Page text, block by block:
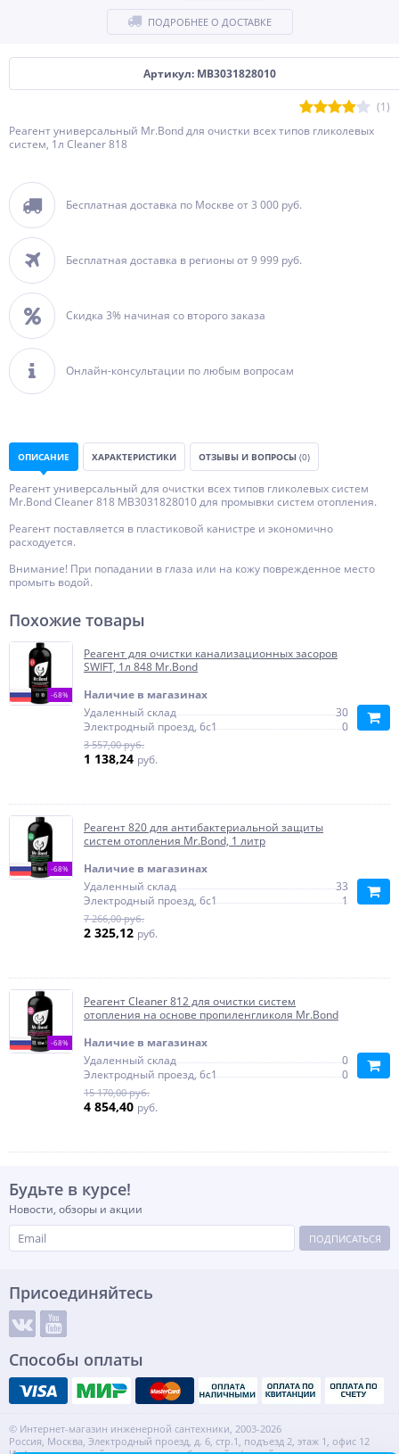
Артикул: MB3031828010
(1)
Реагент универсальный Mr.Bond для очистки всех типов гликолевых
систем, 1л Cleaner 818
Бесплатная доставка по Москве от 3 000 руб.
Бесплатная доставка в регионы от 9 999 руб.
Скидка 3% начиная со второго заказа
Онлайн-консультации по любым вопросам
ПОДРОБНЕЕ О ДОСТАВКЕ
ОПИСАНИЕ ХАРАКТЕРИСТИКИ ОТЗЫВЫ И ВОПРОСЫ (0)
Реагент универсальный для очистки всех типов гликолевых систем
Mr.Bond Cleaner 818 MB3031828010 для промывки систем отопления.
Реагент поставляется в пластиковой канистре и экономично
расходуется.
Внимание! При попадании в глаза или на кожу поврежденное место
промыть водой.
Похожие товары
-68%
Реагент для очистки канализационных засоров
SWIFT, 1л 848 Mr.Bond
Наличие в магазинах
Удаленный склад
30
Электродный проезд, 6с1
0
3 557,00 руб.
1 138,24 руб.
-68%
Реагент 820 для антибактериальной защиты
систем отопления Mr.Bond, 1 литр
Наличие в магазинах
Удаленный склад
33
Электродный проезд, 6с1
1
7 266,00 руб.
2 325,12 руб.
-68%
Реагент Cleaner 812 для очистки систем
отопления на основе пропиленгликоля Mr.Bond
Наличие в магазинах
Удаленный склад
0
Электродный проезд, 6с1
0
15 170,00 руб.
4 854,40 руб.
Будьте в курсе!
Новости, обзоры и акции
ПОДПИСАТЬСЯ
Присоединяйтесь
Способы оплаты
© Интернет-магазин инженерной сантехники, 2003-2026
Россия, Москва, Электродный проезд, д. 6, стр.1, подъезд 2, этаж 1, офис 12